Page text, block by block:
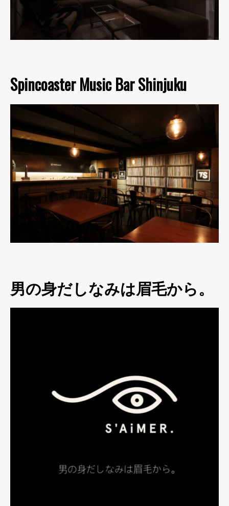
Spincoaster Music Bar Shinjuku
男の身だしなみは眉毛から。